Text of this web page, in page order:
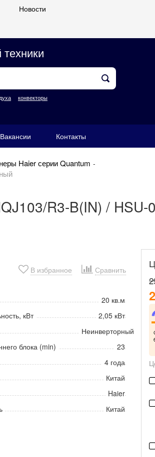
Новости
конвекторы
Вакансии Контакты
Haier серии Quantum
R3-B(IN) / HSU-
В избранное
Сравнить
20 кв.м
кВт
2,05 кВт
Неинверторный
блока (min)
23
4 года
Китай
Haier
Китай